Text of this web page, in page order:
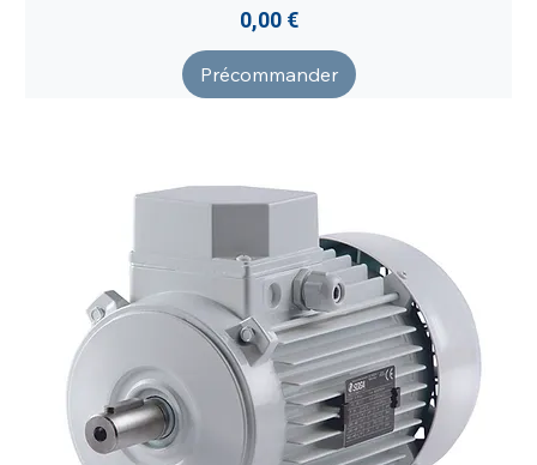
Prix
0,00 €
Précommander